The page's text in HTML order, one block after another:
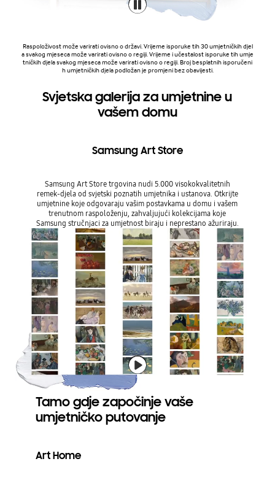
Raspoloživost može varirati ovisno o državi. Vrijeme isporuke tih 30 umjetničkih djel
a svakog mjeseca može varirati ovisno o regiji. Vrijeme i učestalost isporuke tih umje
tničkih djela svakog mjeseca može varirati ovisno o regiji. Broj besplatnih isporučeni
h umjetničkih djela podložan je promjeni bez obavijesti.
Svjetska galerija za umjetnine u
vašem domu
Samsung Art Store
Samsung Art Store trgovina nudi 5.000 visokokvalitetnih
remek-djela od svjetski poznatih umjetnika i ustanova. Otkrijte
umjetnine koje odgovaraju vašim postavkama u domu i vašem
trenutnom raspoloženju, zahvaljujući kolekcijama koje
Samsung stručnjaci za umjetnost biraju i neprestano ažuriraju.
Tamo gdje započinje vaše
umjetničko putovanje
Art Home